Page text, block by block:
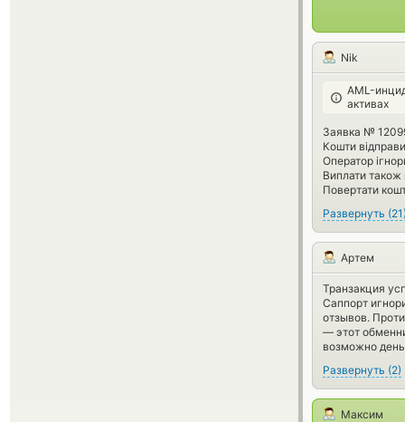
Nik
AML-
активах
Заявка №
Кошти
Оператор
Виплати
Повертати
Развернуть (21
Артем
Транзакция
Саппорт
отзывов.
— этот
возможно
Развернуть (2)
Максим